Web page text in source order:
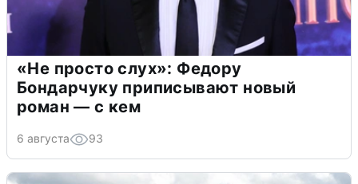
«Не просто слух»: Федору
Бондарчуку приписывают новый
роман — с кем
6 августа 93